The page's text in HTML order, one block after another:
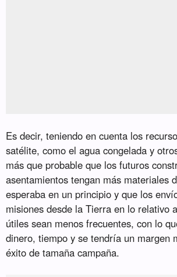
Es decir, teniendo en cuenta los
satélite, como el agua congelada y
más que probable que los futuros
asentamientos tengan más materiales
esperaba en un principio y que los
misiones desde la Tierra en lo relativo
útiles sean menos frecuentes, con lo
dinero, tiempo y se tendría un margen
éxito de tamaña campaña.